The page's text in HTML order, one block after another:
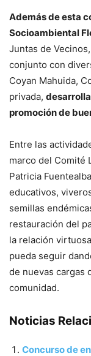
Además de esta
Socioambiental
Juntas de
conjunto con
Coyan Mahuida,
privada,
promoción de
Entre las
marco del Comité
Patricia
educativos,
semillas
restauración del
la relación
pueda seguir
de nuevas cargas
comunidad.
Noticias
Concurso de